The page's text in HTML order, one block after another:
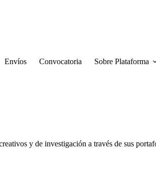
Envíos Convocatoria Sobre Plataforma
y de investigación a través de sus